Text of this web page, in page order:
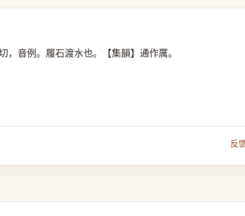
，音例。履石渡水也。【集韻】通作厲。
反